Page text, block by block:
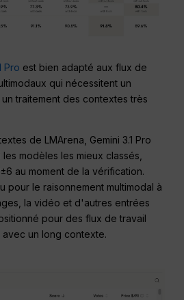
Pro est bien adapté aux flux de
qui nécessitent un
traitement des contextes très
de LMArena, Gemini 3.1 Pro
modèles les mieux classés,
au moment de la vérification.
pour le raisonnement multimodal à
la vidéo et d'autres entrées
pour des flux de travail
un long contexte.